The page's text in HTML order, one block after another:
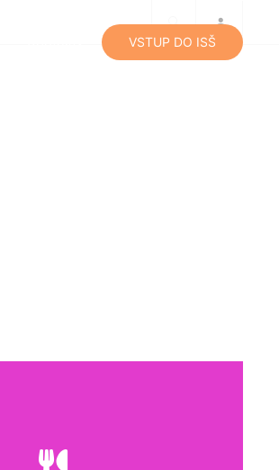
VSTUP DO ISŠ